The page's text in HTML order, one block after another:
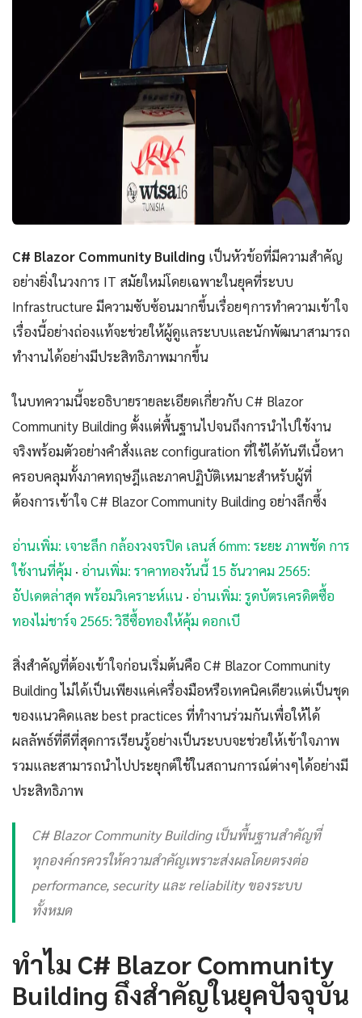
C# Blazor Community Building เป็นหัวข้อที่มีความสำคัญ
อย่างยิ่งในวงการ IT สมัยใหม่โดยเฉพาะในยุคที่ระบบ
Infrastructure มีความซับซ้อนมากขึ้นเรื่อยๆการทำความเข้าใจ
เรื่องนี้อย่างถ่องแท้จะช่วยให้ผู้ดูแลระบบและนักพัฒนาสามารถ
ทำงานได้อย่างมีประสิทธิภาพมากขึ้น
ในบทความนี้จะอธิบายรายละเอียดเกี่ยวกับ C# Blazor
Community Building ตั้งแต่พื้นฐานไปจนถึงการนำไปใช้งาน
จริงพร้อมตัวอย่างคำสั่งและ configuration ที่ใช้ได้ทันทีเนื้อหา
ครอบคลุมทั้งภาคทฤษฎีและภาคปฏิบัติเหมาะสำหรับผู้ที่
ต้องการเข้าใจ C# Blazor Community Building อย่างลึกซึ้ง
อ่านเพิ่ม: เจาะลึก กล้องวงจรปิด เลนส์ 6mm: ระยะ ภาพชัด การ
ใช้งานที่คุ้ม · อ่านเพิ่ม: ราคาทองวันนี้ 15 ธันวาคม 2565:
อัปเดตล่าสุด พร้อมวิเคราะห์แน · อ่านเพิ่ม: รูดบัตรเครดิตซื้อ
ทองไม่ชาร์จ 2565: วิธีซื้อทองให้คุ้ม ดอกเบี
สิ่งสำคัญที่ต้องเข้าใจก่อนเริ่มต้นคือ C# Blazor Community
Building ไม่ได้เป็นเพียงแค่เครื่องมือหรือเทคนิคเดียวแต่เป็นชุด
ของแนวคิดและ best practices ที่ทำงานร่วมกันเพื่อให้ได้
ผลลัพธ์ที่ดีที่สุดการเรียนรู้อย่างเป็นระบบจะช่วยให้เข้าใจภาพ
รวมและสามารถนำไปประยุกต์ใช้ในสถานการณ์ต่างๆได้อย่างมี
ประสิทธิภาพ
C# Blazor Community Building เป็นพื้นฐานสำคัญที่
ทุกองค์กรควรให้ความสำคัญเพราะส่งผลโดยตรงต่อ
performance, security และ reliability ของระบบ
ทั้งหมด
ทำไม C# Blazor Community
Building ถึงสำคัญในยุคปัจจุบัน